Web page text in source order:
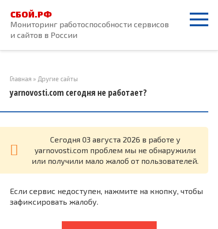
контенту
СБОЙ.РФ
Мониторинг работоспособности сервисов
и сайтов в России
Главная » Другие сайты
yarnovosti.com сегодня не работает?
Cегодня 03 августа 2026 в работе у
yarnovosti.com проблем мы не обнаружили
или получили мало жалоб от пользователей.
Если сервис недоступен, нажмите на кнопку, чтобы
зафиксировать жалобу.